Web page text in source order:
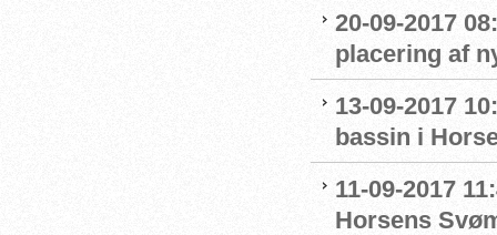
20-09-2017
placering af
13-09-2017
bassin i
11-09-2017
Horsens